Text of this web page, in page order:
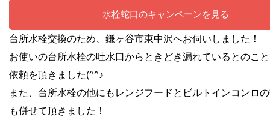
水栓蛇口のキャンペーンを見る
台所水栓交換のため、鎌ヶ谷市東中沢へお伺いしました！
お使いの台所水栓の吐水口からときどき漏れているとのこ
依頼を頂きました(^^♪
また、台所水栓の他にもレンジフードとビルトインコンロ
も併せて頂きました！